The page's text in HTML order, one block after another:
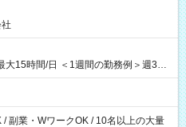
大15時間/日 ＜1週間の勤務例＞週3回
・土・日 好きな時にお仕事
/ 副業・WワークOK / 10名以上の大量